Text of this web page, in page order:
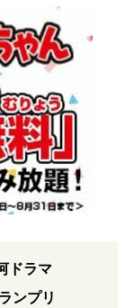
ドラマ
ンプリ